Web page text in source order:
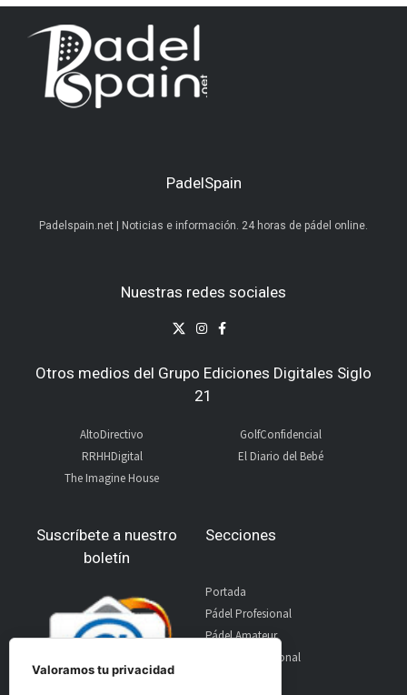
PadelSpain
Padelspain.net | Noticias e información. 24 horas de pádel online.
Nuestras redes sociales
Otros medios del Grupo Ediciones Digitales Siglo
21
AltoDirectivo
RRHHDigital
The Imagine House
GolfConfidencial
El Diario del Bebé
Suscríbete a nuestro
boletín
Secciones
Portada
Pádel Profesional
Pádel Amateur
Pádel Internacional
Valoramos tu privacidad